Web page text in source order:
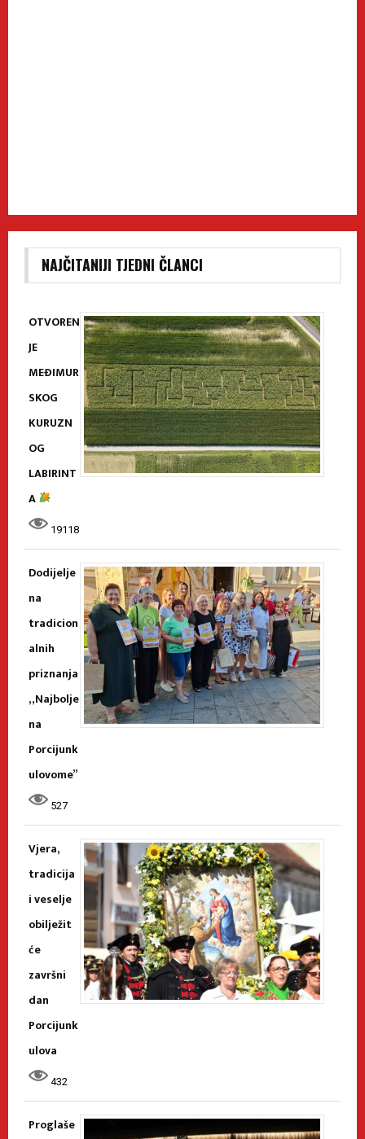
NAJČITANIJI TJEDNI ČLANCI
OTVOREN
JE
MEĐIMUR
SKOG
KURUZN
OG
LABIRINT
A
19118
Dodijelje
na
tradicion
alnih
priznanja
„Najbolje
na
Porcijunk
ulovome”
527
Vjera,
tradicija
i veselje
obilježit
će
završni
dan
Porcijunk
ulova
432
Proglaše